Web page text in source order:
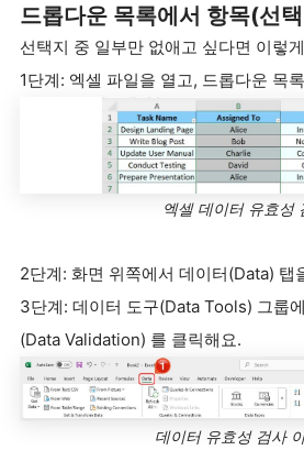
드롭다운 목록에서 항목(선
선택지 중 일부만 없애고 싶다면 이렇
1단계: 엑셀 파일을 열고, 드롭다운 목
엑셀 데이터 유효성
2단계: 화면 위쪽에서 데이터(Data) 탭
3단계: 데이터 도구(Data Tools) 그룹
(Data Validation) 를 클릭해요.
데이터 유효성 검사